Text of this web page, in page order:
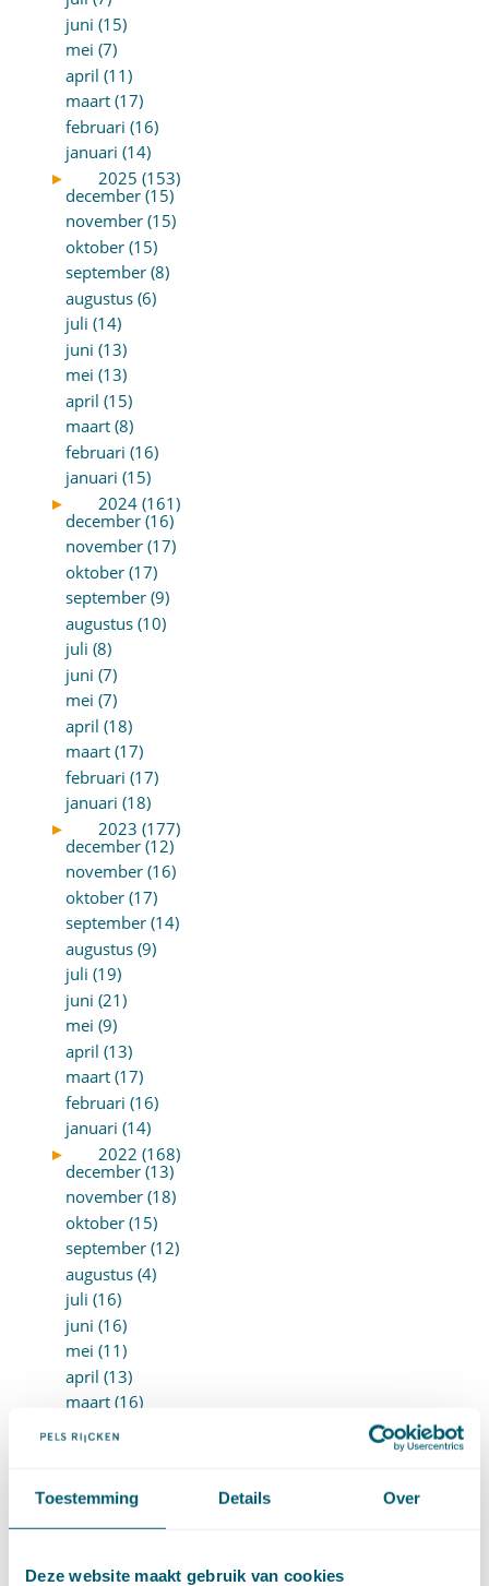
Toestemming Details Over
Deze website maakt gebruik van cookies
juni (15)
mei (7)
april (11)
maart (17)
februari (16)
januari (14)
►
2025 (153)
december (15)
november (15)
oktober (15)
september (8)
augustus (6)
juli (14)
juni (13)
mei (13)
april (15)
maart (8)
februari (16)
januari (15)
►
2024 (161)
december (16)
november (17)
oktober (17)
september (9)
augustus (10)
juli (8)
juni (7)
mei (7)
april (18)
maart (17)
februari (17)
januari (18)
►
2023 (177)
december (12)
november (16)
oktober (17)
september (14)
augustus (9)
juli (19)
juni (21)
mei (9)
april (13)
maart (17)
februari (16)
januari (14)
►
2022 (168)
december (13)
november (18)
oktober (15)
september (12)
augustus (4)
juli (16)
juni (16)
mei (11)
april (13)
maart (16)
februari (19)
december (15)
november (9)
september (4)